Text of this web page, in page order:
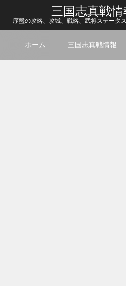
三国志真戦情
序盤の攻略、攻城、戦略、武将ステータ
ホーム 三国志真戦情報